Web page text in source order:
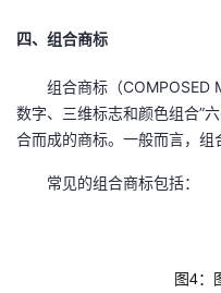
四、组合商标
组合商标（COMPOSED
数字、三维标志和颜色组合”
合而成的商标。一般而言，组
常见的组合商标包括：
图4：